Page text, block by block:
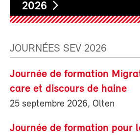
2026
JOURNÉES SEV 2026
Journée de formation
care et discours de haine
25 septembre 2026, Olten
Journée de formation pour